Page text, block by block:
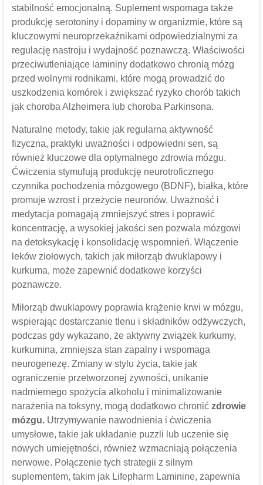
stabilność emocjonalną. Suplement wspomaga także
produkcję serotoniny i dopaminy w organizmie, które są
kluczowymi neuroprzekaźnikami odpowiedzialnymi za
regulację nastroju i wydajność poznawczą. Właściwości
przeciwutleniające lamininy dodatkowo chronią mózg
przed wolnymi rodnikami, które mogą prowadzić do
uszkodzenia komórek i zwiększać ryzyko chorób takich
jak choroba Alzheimera lub choroba Parkinsona.
Naturalne metody, takie jak regularna aktywność
fizyczna, praktyki uważności i odpowiedni sen, są
również kluczowe dla optymalnego zdrowia mózgu.
Ćwiczenia stymulują produkcję neurotroficznego
czynnika pochodzenia mózgowego (BDNF), białka, które
promuje wzrost i przeżycie neuronów. Uważność i
medytacja pomagają zmniejszyć stres i poprawić
koncentrację, a wysokiej jakości sen pozwala mózgowi
na detoksykację i konsolidację wspomnień. Włączenie
leków ziołowych, takich jak miłorząb dwuklapowy i
kurkuma, może zapewnić dodatkowe korzyści
poznawcze.
Miłorząb dwuklapowy poprawia krążenie krwi w mózgu,
wspierając dostarczanie tlenu i składników odżywczych,
podczas gdy wykazano, że aktywny związek kurkumy,
kurkumina, zmniejsza stan zapalny i wspomaga
neurogenezę. Zmiany w stylu życia, takie jak
ograniczenie przetworzonej żywności, unikanie
nadmiernego spożycia alkoholu i minimalizowanie
narażenia na toksyny, mogą dodatkowo chronić zdrowie
mózgu.Utrzymywanie nawodnienia i ćwiczenia
umysłowe, takie jak układanie puzzli lub uczenie się
nowych umiejętności, również wzmacniają połączenia
nerwowe. Połączenie tych strategii z silnym
suplementem, takim jak Lifepharm Laminine, zapewnia